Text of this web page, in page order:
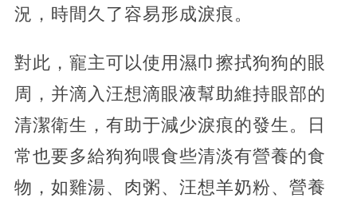
況，時間久了容易形成淚痕。
對此，寵主可以使用濕巾擦拭狗狗的眼
周，并滴入汪想滴眼液幫助維持眼部的
清潔衛生，有助于減少淚痕的發生。日
常也要多給狗狗喂食些清淡有營養的食
物，如雞湯、肉粥、汪想羊奶粉、營養